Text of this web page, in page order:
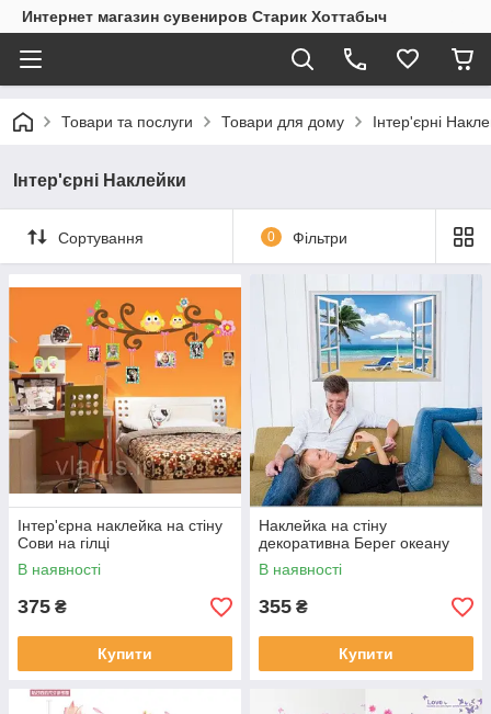
Интернет магазин сувениров Старик Хоттабыч
Товари та послуги Товари для дому Інтер'єрні
Інтер'єрні Наклейки
Сортування 0 Фільтри
Інтер'єрна наклейка на стіну
Сови на гілці
В наявності
375 ₴
Купити
Наклейка на стіну
декоративна Берег океану
В наявності
355 ₴
Купити